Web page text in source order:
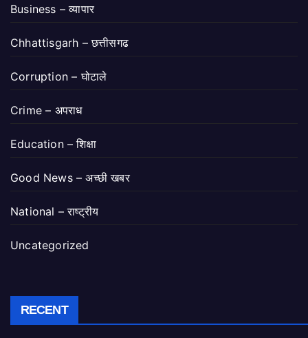
Business – व्यापार
Chhattisgarh – छत्तीसगढ
Corruption – घोटाले
Crime – अपराध
Education – शिक्षा
Good News – अच्छी खबर
National – राष्ट्रीय
Uncategorized
RECENT